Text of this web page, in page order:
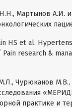
Мартынов А.И.
HS et al.
research &
Чурюканов М.В.,
практике и